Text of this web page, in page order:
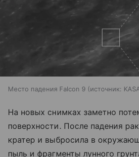
Место падения Falcon 9 источник:
На новых снимках заметно
поверхности. После падения
кратер и выбросила в
пыль и фрагменты лунного